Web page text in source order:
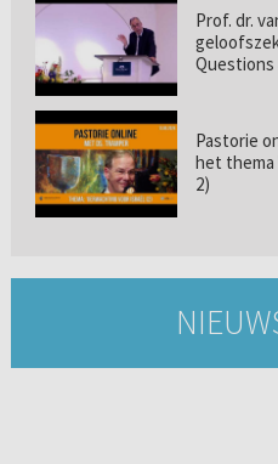
Prof. dr.
Questions
Pastorie
het thema
2)